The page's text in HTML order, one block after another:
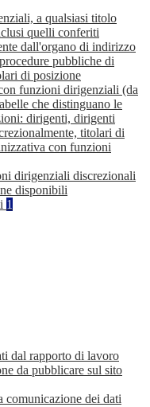
a qualsiasi titolo
quelli conferiti
dall'organo di indirizzo
pubbliche di
di posizione
funzioni dirigenziali (da
che distinguano le
dirigenti, dirigenti
titolari di
con funzioni
dirigenziali discrezionali
disponibili
1
dal rapporto di lavoro
da pubblicare sul sito
comunicazione dei dati